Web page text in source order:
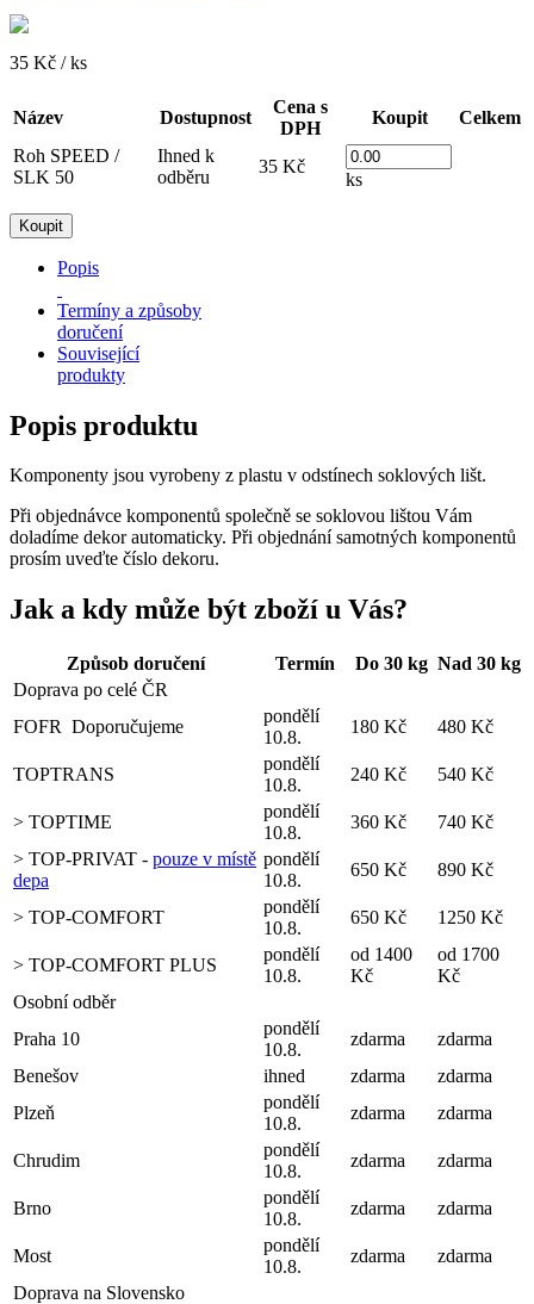
35 Kč / ks
Název Dostupnost
Cena s
DPH
Koupit
Celkem
Roh SPEED /
SLK 50
Ihned k
odběru
35 Kč
ks
Popis
Termíny a způsoby
doručení
Související
produkty
Popis produktu
Komponenty jsou vyrobeny z plastu v odstínech soklových lišt.
Při objednávce komponentů společně se soklovou lištou Vám
doladíme dekor automaticky. Při objednání samotných komponentů
prosím uveďte číslo dekoru.
Jak a kdy může být zboží u Vás?
Způsob doručení Termín Do 30 kg Nad 30 kg
Doprava po celé ČR
FOFR Doporučujeme
pondělí
10.8.
180 Kč 480 Kč
TOPTRANS
pondělí
10.8.
240 Kč 540 Kč
> TOPTIME
pondělí
10.8.
360 Kč
740 Kč
> TOP-PRIVAT - pouze v místě
depa
pondělí
10.8.
650 Kč 890 Kč
> TOP-COMFORT
pondělí
10.8.
650 Kč 1250 Kč
> TOP-COMFORT PLUS
pondělí
10.8.
od 1400
Kč
od 1700
Kč
Osobní odběr
Praha 10
pondělí
10.8.
zdarma
zdarma
Benešov
ihned zdarma
zdarma
Plzeň
pondělí
10.8.
zdarma zdarma
Chrudim
pondělí
10.8.
zdarma zdarma
Brno
pondělí
10.8.
zdarma zdarma
Most
pondělí
10.8.
zdarma
zdarma
Doprava na Slovensko